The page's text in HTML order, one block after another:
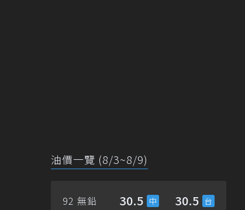
油價一覽 (8/3~8/9)
92 無鉛 30.5 30.5